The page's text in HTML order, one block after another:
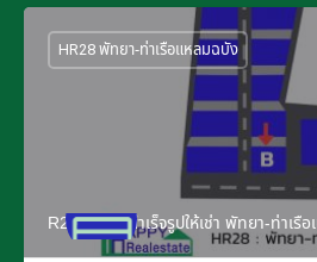
R28B โกดังสำเร็จรูปให้เช่า พัทยา-ท่าเ
HR28 พัทยา-ท่าเรือแหลมฉบัง